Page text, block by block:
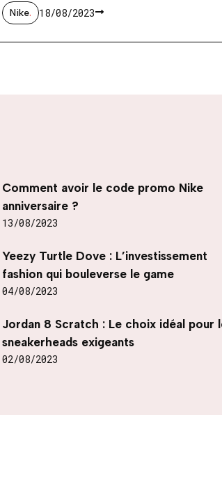
Nike. 18/08/2023
Comment avoir le code promo Nike
anniversaire ?
13/08/2023
Yeezy Turtle Dove : L’investissement
fashion qui bouleverse le game
04/08/2023
Jordan 8 Scratch : Le choix idéal pour
sneakerheads exigeants
02/08/2023